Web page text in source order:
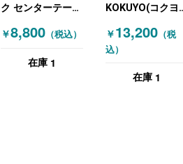
ク センターテーブ
ル 訳アリ品 木目
￥8,800（税込）
在庫 1
KOKUYO(コクヨ)
ル・サイドテーブ
ル シルバー 木目
￥13,200（税
込）
在庫 1